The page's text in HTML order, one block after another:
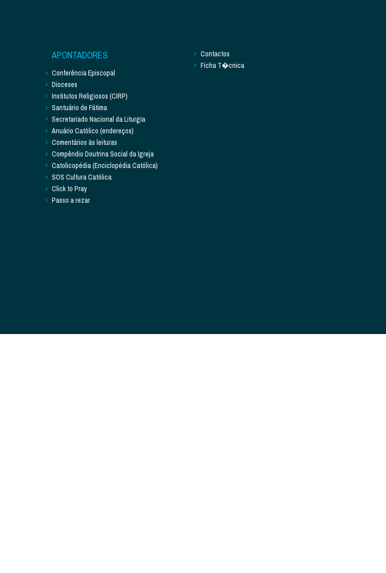
APONTADORES
Conferência Episcopal
Dioceses
Institutos Religiosos (CIRP)
Santuário de Fátima
Secretariado Nacional da Liturgia
Anuário Católico (endereços)
Comentários às leituras
Compêndio Doutrina Social da Igreja
Catolicopédia (Enciclopédia Católica)
SOS Cultura Católica
Click to Pray
Passo a rezar
Contactos
Ficha T�cnica